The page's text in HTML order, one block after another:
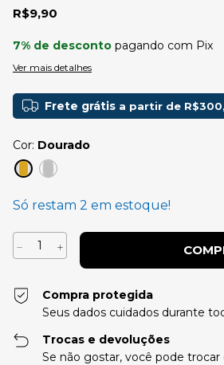
R$9,90
7% de desconto pagando com Pix
Ver mais detalhes
Frete grátis a partir de
Cor: Dourado
Só restam 2 em estoque!
Compra protegida
Seus dados cuidados durante
Trocas e devoluções
Se não gostar, você pode trocar